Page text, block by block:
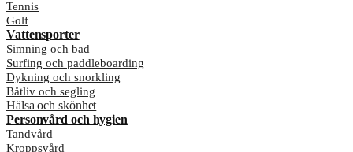
Tennis
Golf
Vattensporter
Simning och bad
Surfing och paddleboarding
Dykning och snorkling
Båtliv och segling
Hälsa och skönhet
Personvård och hygien
Tandvård
Kroppsvård